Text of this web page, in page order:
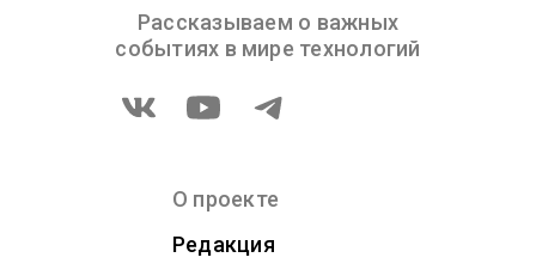
Рассказываем о важных
событиях в мире технологий
О проекте
Редакция